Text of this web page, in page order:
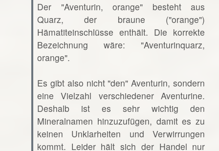
Der "Aventurin, orange" besteht aus
Quarz, der braune ("orange")
Hämatiteinschlüsse enthält. Die korrekte
Bezeichnung wäre: "Aventurinquarz,
orange".
Es gibt also nicht "den" Aventurin, sondern
eine Vielzahl verschiedener Aventurine.
Deshalb ist es sehr wichtig den
Mineralnamen hinzuzufügen, damit es zu
keinen Unklarheiten und Verwirrungen
kommt. Leider hält sich der Handel nur